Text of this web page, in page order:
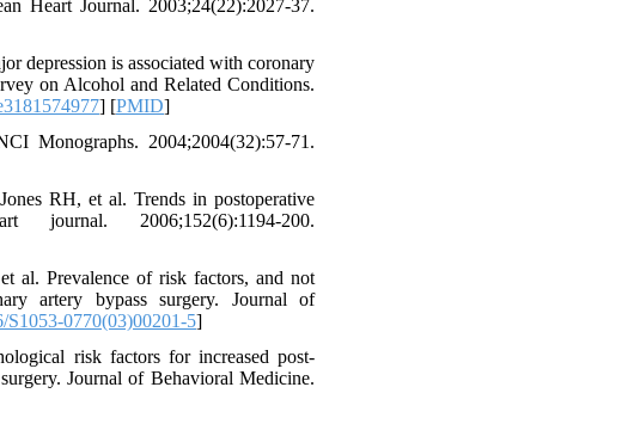
Heart Journal. 2003;24(22):2027-37.
depression is associated with coronary
on Alcohol and Related Conditions.
] [PMID]
Monographs. 2004;2004(32):57-71.
RH, et al. Trends in postoperative
2006;152(6):1194-200.
al. Prevalence of risk factors, and not
artery bypass surgery. Journal of
S1053-0770(03)00201-5]
risk factors for increased post-
Journal of Behavioral Medicine.